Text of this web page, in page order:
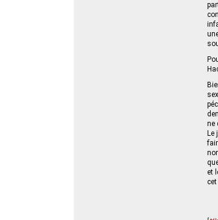
ne
Le
et
cet